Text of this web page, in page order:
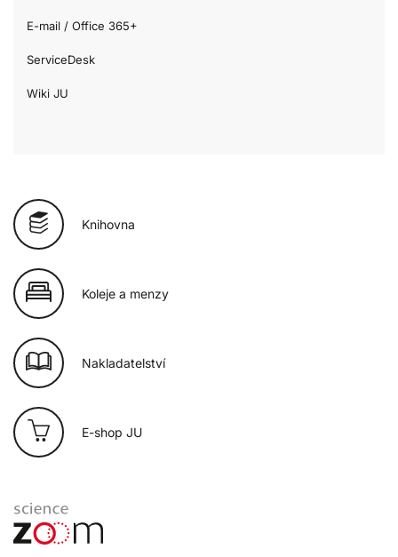
E-mail / Office 365+
ServiceDesk
Wiki JU
Knihovna
Koleje a menzy
Nakladatelství
E-shop JU